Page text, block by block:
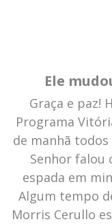
Ele
Graça e paz!
Programa
de manhã todos
Senhor falou
espada em
Algum tempo
Morris Cerullo